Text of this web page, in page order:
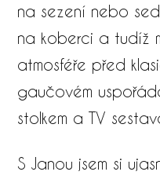
na sezení nebo
na koberci a tudíž
atmosféře před
gaučovém
stolkem a TV
S Janou jsem si